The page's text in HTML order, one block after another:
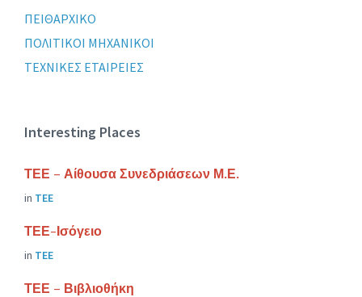
ΠΕΙΘΑΡΧΙΚΟ
ΠΟΛΙΤΙΚΟΙ ΜΗΧΑΝΙΚΟΙ
ΤΕΧΝΙΚΕΣ ΕΤΑΙΡΕΙΕΣ
Interesting Places
ΤΕΕ – Αίθουσα Συνεδριάσεων Μ.Ε.
in ΤΕΕ
ΤΕΕ-Ισόγειο
in ΤΕΕ
ΤΕΕ – Βιβλιοθήκη